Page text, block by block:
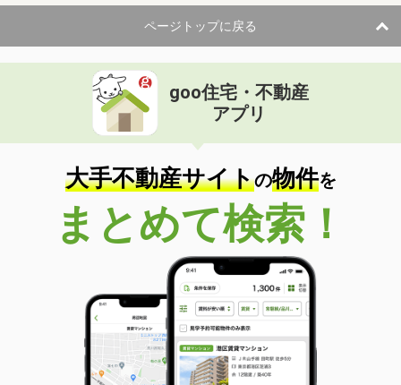
ページトップに戻る
goo住宅・不動産
アプリ
大手不動産サイトの物件を
まとめて検索！